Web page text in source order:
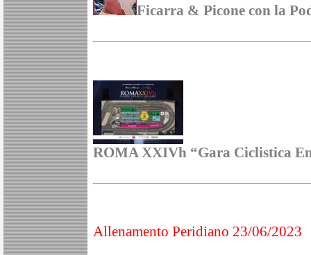
Ficarra & Picone con la
ROMA XXIVh “Gara Ciclistica
Allenamento Peridiano 23/06/2023